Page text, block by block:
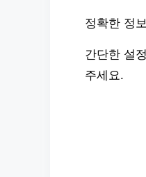
정확한 정
간단한 설
주세요.